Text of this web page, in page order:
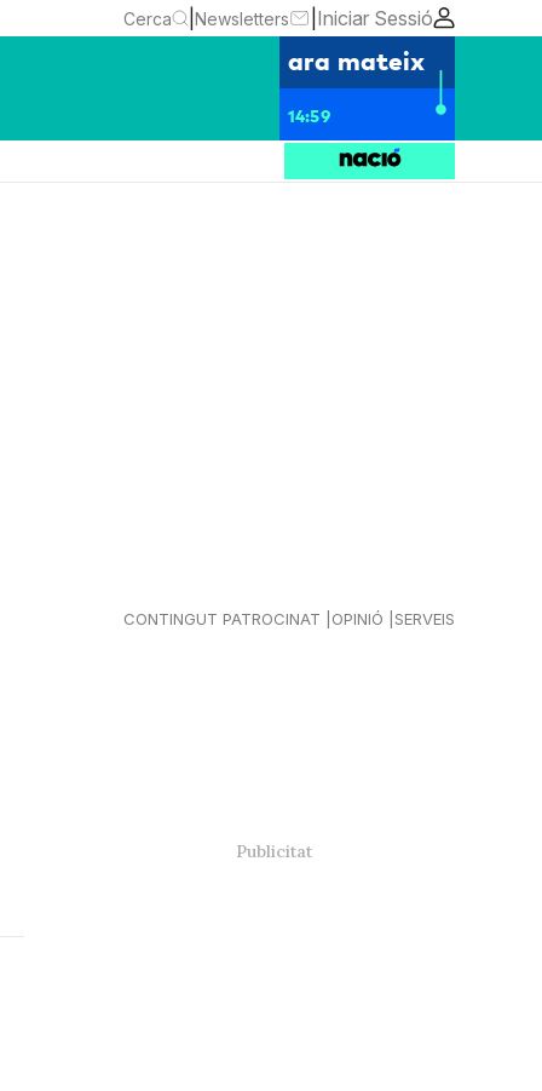
Cerca Newsletters Iniciar Sessió
ara mateix
14:59
CONTINGUT PATROCINAT OPINIÓ SERVEIS